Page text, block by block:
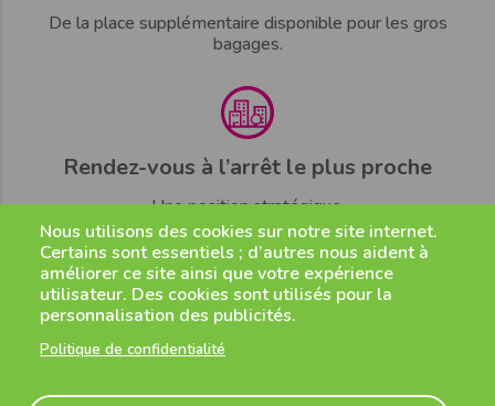
Nous utilisons des cookies sur notre site internet.
Certains sont essentiels ; d’autres nous aident à
améliorer ce site ainsi que votre expérience
utilisateur. Des cookies sont utilisés pour la
personnalisation des publicités.
Politique de confidentialité
De la place supplémentaire disponible pour les gros
bagages.
Rendez-vous à l’arrêt le plus proche
Une position stratégique.
Restez en contact 7 jours sur 7